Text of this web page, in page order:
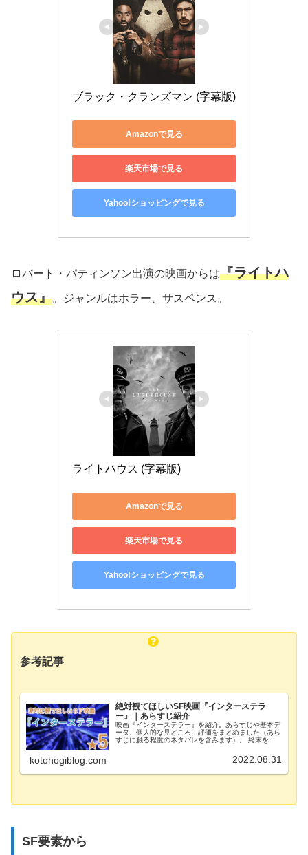
ブラック・クランズマン (字幕版)
Amazonで見る
楽天市場で見る
Yahoo!ショッピングで見る
ロバート・パティンソン出演の映画からは『ライトハ
ウス』。ジャンルはホラー、サスペンス。
ライトハウス (字幕版)
Amazonで見る
楽天市場で見る
Yahoo!ショッピングで見る
参考記事
絶対観てほしいSF映画『インターステラ
ー』｜あらすじ紹介
映画『インターステラー』を紹介。あらすじや基本デ
ータ、個人的な見どころ、評価をまとめました（あら
すじに触る程度のネタバレを含みます）。 終末を迎
択を下していく、絶対観てほしいオススメSF映画。
kotohogiblog.com 2022.08.31
SF要素から